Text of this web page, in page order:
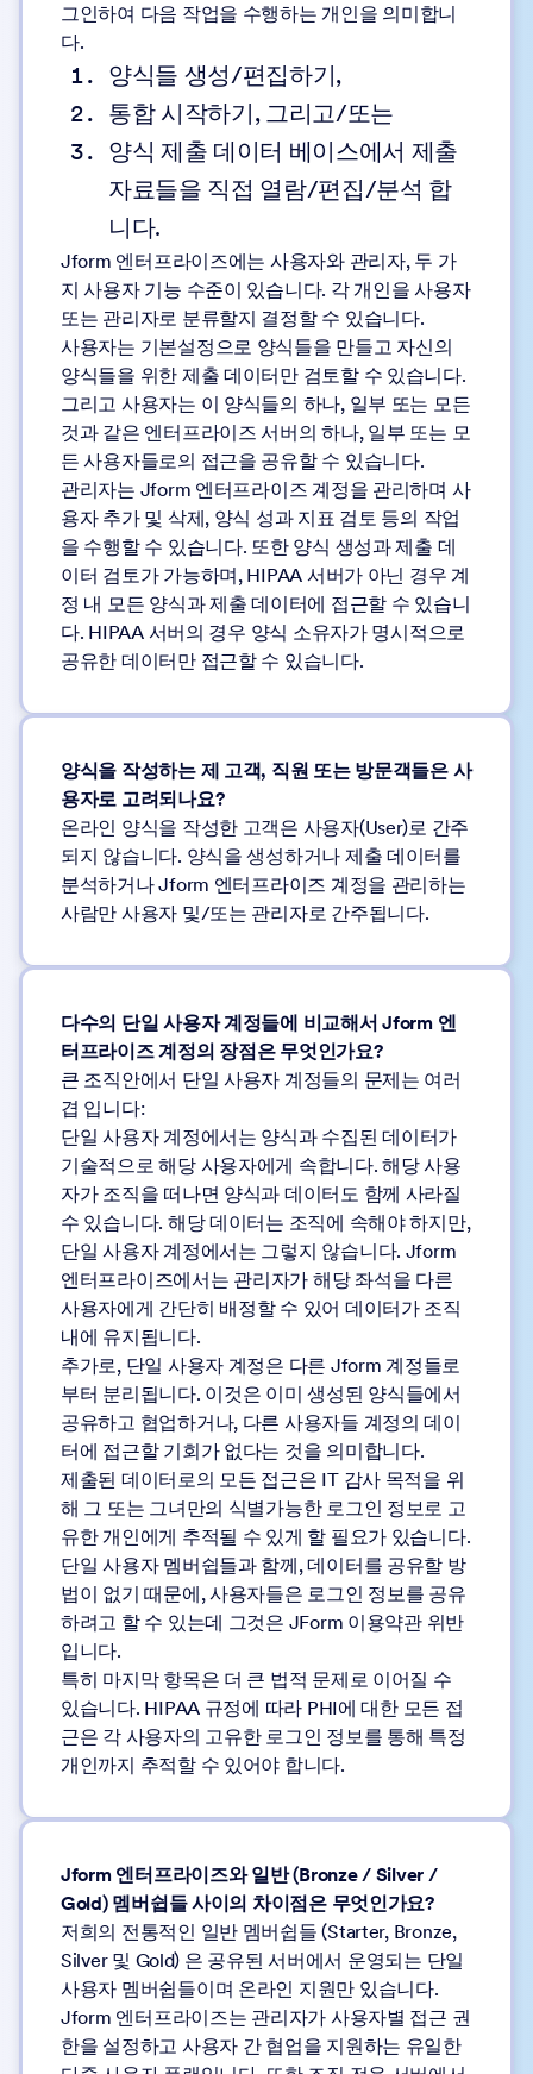
그인하여 다음 작업을 수행하는 개인을 의미합니
다.
양식들 생성/편집하기,
통합 시작하기, 그리고/또는
양식 제출 데이터 베이스에서 제출
자료들을 직접 열람/편집/분석 합
니다.
Jform 엔터프라이즈에는 사용자와 관리자, 두 가
지 사용자 기능 수준이 있습니다. 각 개인을 사용자
또는 관리자로 분류할지 결정할 수 있습니다.
사용자는 기본설정으로 양식들을 만들고 자신의
양식들을 위한 제출 데이터만 검토할 수 있습니다.
그리고 사용자는 이 양식들의 하나, 일부 또는 모든
것과 같은 엔터프라이즈 서버의 하나, 일부 또는 모
든 사용자들로의 접근을 공유할 수 있습니다.
관리자는 Jform 엔터프라이즈 계정을 관리하며 사
용자 추가 및 삭제, 양식 성과 지표 검토 등의 작업
을 수행할 수 있습니다. 또한 양식 생성과 제출 데
이터 검토가 가능하며, HIPAA 서버가 아닌 경우 계
정 내 모든 양식과 제출 데이터에 접근할 수 있습니
다. HIPAA 서버의 경우 양식 소유자가 명시적으로
공유한 데이터만 접근할 수 있습니다.
양식을 작성하는 제 고객, 직원 또는 방문객들은 사
용자로 고려되나요?
온라인 양식을 작성한 고객은 사용자(User)로 간주
되지 않습니다. 양식을 생성하거나 제출 데이터를
분석하거나 Jform 엔터프라이즈 계정을 관리하는
사람만 사용자 및/또는 관리자로 간주됩니다.
다수의 단일 사용자 계정들에 비교해서 Jform 엔
터프라이즈 계정의 장점은 무엇인가요?
큰 조직안에서 단일 사용자 계정들의 문제는 여러
겹 입니다:
단일 사용자 계정에서는 양식과 수집된 데이터가
기술적으로 해당 사용자에게 속합니다. 해당 사용
자가 조직을 떠나면 양식과 데이터도 함께 사라질
수 있습니다. 해당 데이터는 조직에 속해야 하지만,
단일 사용자 계정에서는 그렇지 않습니다. Jform
엔터프라이즈에서는 관리자가 해당 좌석을 다른
사용자에게 간단히 배정할 수 있어 데이터가 조직
내에 유지됩니다.
추가로, 단일 사용자 계정은 다른 Jform 계정들로
부터 분리됩니다. 이것은 이미 생성된 양식들에서
공유하고 협업하거나, 다른 사용자들 계정의 데이
터에 접근할 기회가 없다는 것을 의미합니다.
제출된 데이터로의 모든 접근은 IT 감사 목적을 위
해 그 또는 그녀만의 식별가능한 로그인 정보로 고
유한 개인에게 추적될 수 있게 할 필요가 있습니다.
단일 사용자 멤버쉽들과 함께, 데이터를 공유할 방
법이 없기 때문에, 사용자들은 로그인 정보를 공유
하려고 할 수 있는데 그것은 JForm 이용약관 위반
입니다.
특히 마지막 항목은 더 큰 법적 문제로 이어질 수
있습니다. HIPAA 규정에 따라 PHI에 대한 모든 접
근은 각 사용자의 고유한 로그인 정보를 통해 특정
개인까지 추적할 수 있어야 합니다.
Jform 엔터프라이즈와 일반 (Bronze / Silver /
Gold) 멤버쉽들 사이의 차이점은 무엇인가요?
저희의 전통적인 일반 멤버쉽들 (Starter, Bronze,
Silver 및 Gold) 은 공유된 서버에서 운영되는 단일
사용자 멤버쉽들이며 온라인 지원만 있습니다.
Jform 엔터프라이즈는 관리자가 사용자별 접근 권
한을 설정하고 사용자 간 협업을 지원하는 유일한